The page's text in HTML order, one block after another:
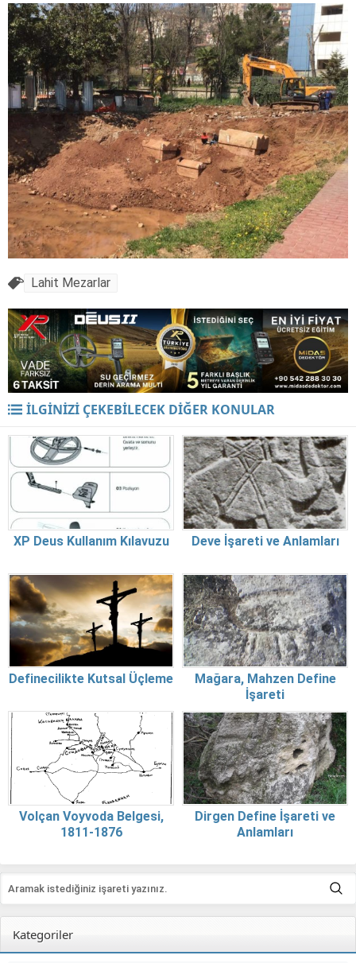
Lahit Mezarlar
İLGİNİZİ ÇEKEBİLECEK DİĞER KONULAR
XP Deus Kullanım Kılavuzu Deve İşareti ve Anlamları
Definecilikte Kutsal Üçleme
Mağara, Mahzen Define
İşareti
Volçan Voyvoda Belgesi,
1811-1876
Dirgen Define İşareti ve
Anlamları
Kategoriler